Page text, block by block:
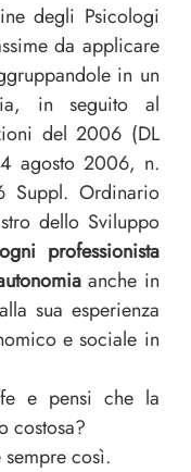
degli Psicologi
da applicare
in un
in seguito al
del 2006 (DL
agosto 2006, n.
Suppl. Ordinario
dello Sviluppo
ogni professionista
anche in
sua esperienza
e sociale in
e pensi che la
costosa?
così.